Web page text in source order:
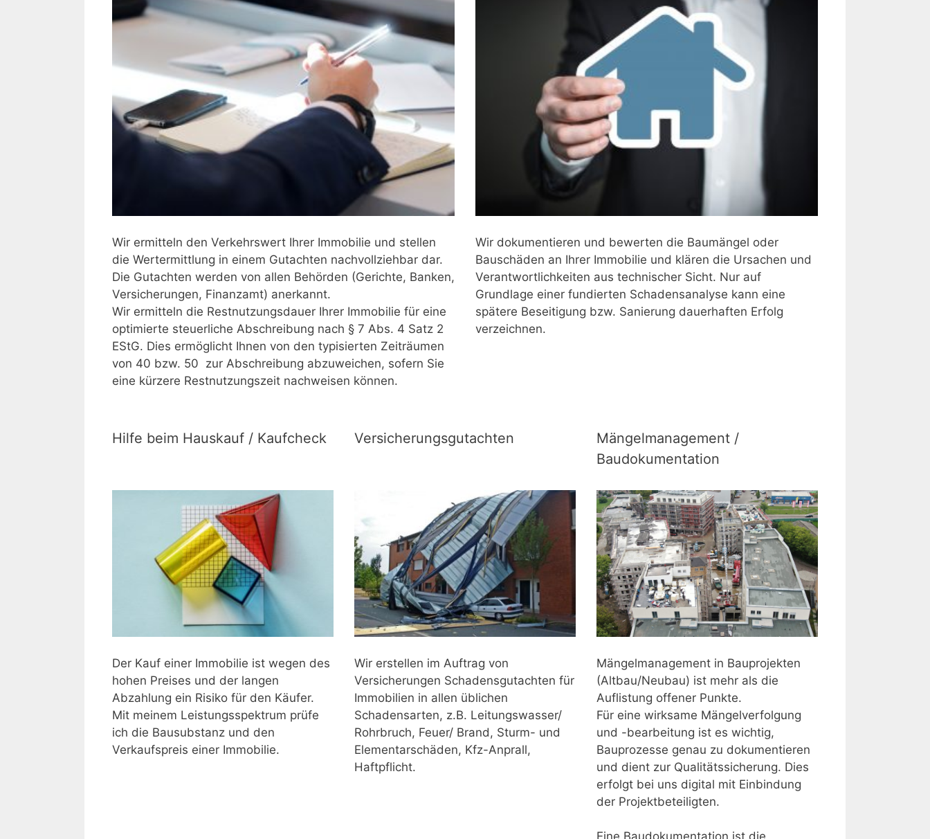
Wir ermitteln den Verkehrswert Ihrer Immobilie und stellen
die Wertermittlung in einem Gutachten nachvollziehbar dar.
Die Gutachten werden von allen Behörden (Gerichte, Banken,
Versicherungen, Finanzamt) anerkannt.
Wir ermitteln die Restnutzungsdauer Ihrer Immobilie für eine
optimierte steuerliche Abschreibung nach § 7 Abs. 4 Satz 2
EStG. Dies ermöglicht Ihnen von den typisierten Zeiträumen
von 40 bzw. 50 zur Abschreibung abzuweichen, sofern Sie
eine kürzere Restnutzungszeit nachweisen können.
Wir dokumentieren und bewerten die Baumängel oder
Bauschäden an Ihrer Immobilie und klären die Ursachen und
Verantwortlichkeiten aus technischer Sicht. Nur auf
Grundlage einer fundierten Schadensanalyse kann eine
spätere Beseitigung bzw. Sanierung dauerhaften Erfolg
verzeichnen.
Hilfe beim Hauskauf / Kaufcheck
Der Kauf einer Immobilie ist wegen des
hohen Preises und der langen
Abzahlung ein Risiko für den Käufer.
Mit meinem Leistungsspektrum prüfe
ich die Bausubstanz und den
Verkaufspreis einer Immobilie.
Versicherungsgutachten
Wir erstellen im Auftrag von
Versicherungen Schadensgutachten für
Immobilien in allen üblichen
Schadensarten, z.B. Leitungswasser/
Rohrbruch, Feuer/ Brand, Sturm- und
Elementarschäden, Kfz-Anprall,
Haftpflicht.
Mängelmanagement /
Baudokumentation
Mängelmanagement in Bauprojekten
(Altbau/Neubau) ist mehr als die
Auflistung offener Punkte.
Für eine wirksame Mängelverfolgung
und -bearbeitung ist es wichtig,
Bauprozesse genau zu dokumentieren
und dient zur Qualitätssicherung. Dies
erfolgt bei uns digital mit Einbindung
der Projektbeteiligten.